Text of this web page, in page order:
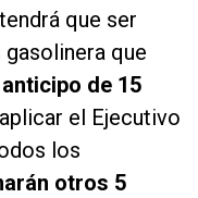
que ser
que
de 15
el Ejecutivo
los
otros 5